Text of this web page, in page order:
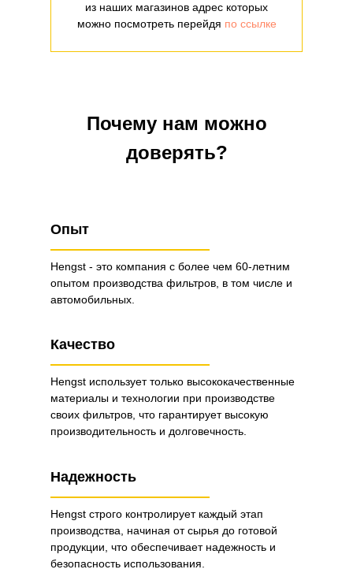
из наших магазинов адрес которых
можно посмотреть перейдя по ссылке
Почему нам можно
доверять?
Опыт
Hengst - это компания с более чем 60-летним
опытом производства фильтров, в том числе и
автомобильных.
Качество
Надежность
Hengst использует только высококачественные
материалы и технологии при производстве
своих фильтров, что гарантирует высокую
производительность и долговечность.
Hengst строго контролирует каждый этап
производства, начиная от сырья до готовой
продукции, что обеспечивает надежность и
безопасность использования.